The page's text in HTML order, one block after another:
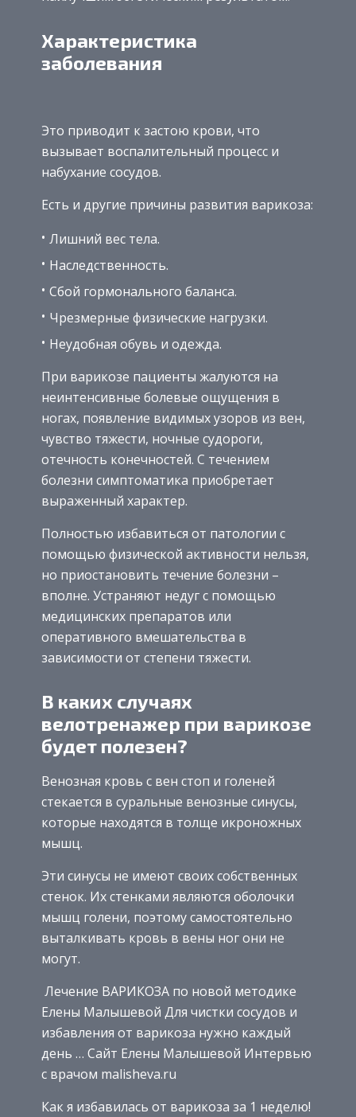
Характеристика
заболевания
Это приводит к застою крови, что
вызывает воспалительный процесс и
набухание сосудов.
Есть и другие причины развития варикоза:
Лишний вес тела.
Наследственность.
Сбой гормонального баланса.
Чрезмерные физические нагрузки.
Неудобная обувь и одежда.
При варикозе пациенты жалуются на
неинтенсивные болевые ощущения в
ногах, появление видимых узоров из вен,
чувство тяжести, ночные судороги,
отечность конечностей. С течением
болезни симптоматика приобретает
выраженный характер.
Полностью избавиться от патологии с
помощью физической активности нельзя,
но приостановить течение болезни –
вполне. Устраняют недуг с помощью
медицинских препаратов или
оперативного вмешательства в
зависимости от степени тяжести.
В каких случаях
велотренажер при варикозе
будет полезен?
Венозная кровь с вен стоп и голеней
стекается в суральные венозные синусы,
которые находятся в толще икроножных
мышц.
Эти синусы не имеют своих собственных
стенок. Их стенками являются оболочки
мышц голени, поэтому самостоятельно
выталкивать кровь в вены ног они не
могут.
Лечение ВАРИКОЗА по новой методике
Елены Малышевой Для чистки сосудов и
избавления от варикоза нужно каждый
день … Сайт Елены Малышевой Интервью
с врачом malisheva.ru
Как я избавилась от варикоза за 1 неделю!